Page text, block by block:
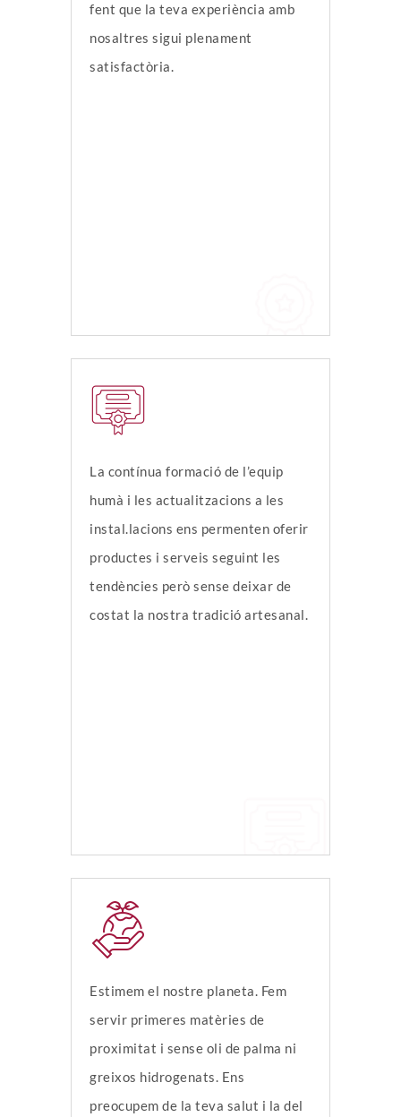
fent que la teva experiència amb
nosaltres sigui plenament
satisfactòria.
La contínua formació de l’equip
humà i les actualitzacions a les
instal.lacions ens permenten oferir
productes i serveis seguint les
tendències però sense deixar de
costat la nostra tradició artesanal.
Estimem el nostre planeta. Fem
servir primeres matèries de
proximitat i sense oli de palma ni
greixos hidrogenats. Ens
preocupem de la teva salut i la del